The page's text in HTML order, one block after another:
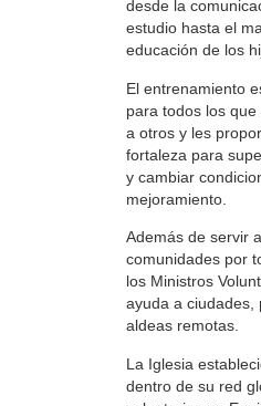
desde la
estudio hasta el
educación de los
El entrenamiento
para todos los
a otros y les
fortaleza para
y cambiar
mejoramiento.
Además de servir
comunidades por
los Ministros
ayuda a ciudades,
aldeas remotas.
La Iglesia
dentro de su red